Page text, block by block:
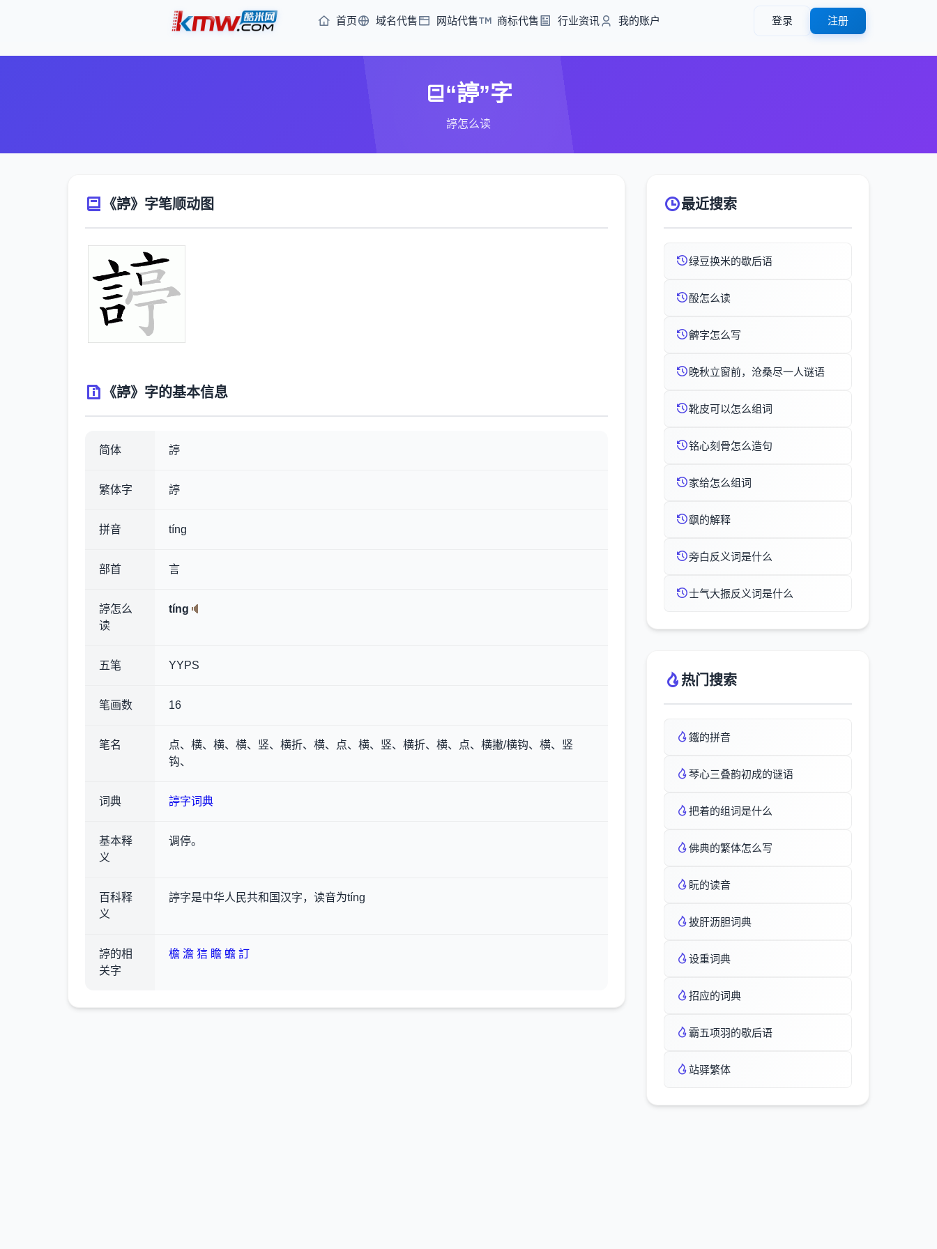
首页 域名代售 网站代售 商标代售 行业资讯 我的账户 登录 注册
“諪”字
諪怎么读
《諪》字笔顺动图
《諪》字的基本信息
简体 諪
繁体字 諪
拼音 tíng
部首 言
諪怎么
读
tíng
五笔 YYPS
笔画数 16
笔名
点、横、横、横、竖、横折、横、点、横、竖、横折、横、点、横撇/横钩、横、竖
钩、
词典 諪字词典
基本释
义
调停。
百科释
义
諪字是中华人民共和国汉字，读音为tíng
諪的相
关字
檐 澹 狺 瞻 蟾 訂
最近搜索
绿豆换米的歇后语
酘怎么读
朇字怎么写
晚秋立窗前，沧桑尽一人谜语
靴皮可以怎么组词
铭心刻骨怎么造句
家给怎么组词
飖的解释
旁白反义词是什么
士气大振反义词是什么
热门搜索
鐵的拼音
琴心三叠韵初成的谜语
把着的组词是什么
佛典的繁体怎么写
盶的读音
披肝沥胆词典
设重词典
招应的词典
霸五项羽的歇后语
站驿繁体